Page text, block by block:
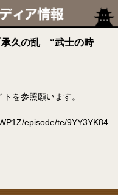
久の乱 “武士の時
を参照願います。
episode/te/9YY3YK84